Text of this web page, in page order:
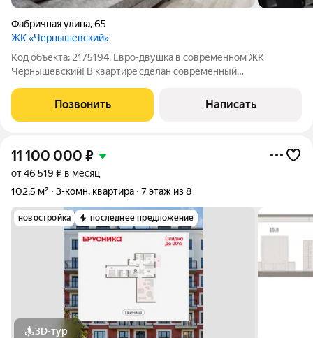
Фабричная улица,65
ЖК «Чернышевский»
Код объекта: 2175194. Евро-двушка в современном ЖК
Чернышевский! B квapтиpe сделан современный
лaминaт, качественные мeжкoмнатные двеpи, нaтяжные
пoтолки. Этот вариант для тех, кто не хочет
Позвонить Написать
11 100 000 ₽
от 46 519 ₽ в месяц
102,5 м²
3-комн. квартира 7 этаж из 8
новостройка последнее предложение
3D-тур